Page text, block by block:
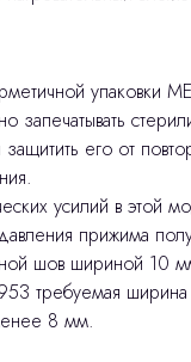
упаковки
запечатывать
его от
усилий в этой
прижима
шов шириной 10
требуемая ширина
8 мм.